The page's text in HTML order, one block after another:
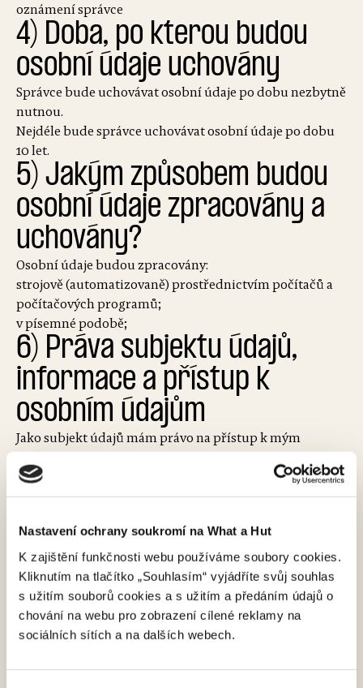
Nastavení ochrany soukromí na What a Hut
K zajištění funkčnosti webu používáme soubory cookies.
Kliknutím na tlačítko „Souhlasím“ vyjádříte svůj souhlas
s užitím souborů cookies a s užitím a předáním údajů o
chování na webu pro zobrazení cílené reklamy na
sociálních sítích a na dalších webech.
oznámení správce
4) Doba, po kterou budou
osobní údaje uchovány
Správce bude uchovávat osobní údaje po dobu nezbytně
nutnou.
Nejdéle bude správce uchovávat osobní údaje po dobu
10 let.
5) Jakým způsobem budou
osobní údaje zpracovány a
uchovány?
Osobní údaje budou zpracovány:
strojově (automatizovaně) prostřednictvím počítačů a
počítačových programů;
v písemné podobě;
6) Práva subjektu údajů,
informace a přístup k
osobním údajům
Jako subjekt údajů mám právo na přístup k mým
osobním údajům, mám právo na jejich
opravu nebo výmaz, popřípadě omezení zpracování.
Mám právo požadovat informaci,
požadovat vysvětlení ohledně
zpracování osobních údajů.
Dále mám právo vznést námitku proti zpracování, jakož
i práva na přenositelnost údajů
(tj. právo získat osobní údaje, které se mne týkají, které
strukturovaném, běžně používaném a strojově čitelném